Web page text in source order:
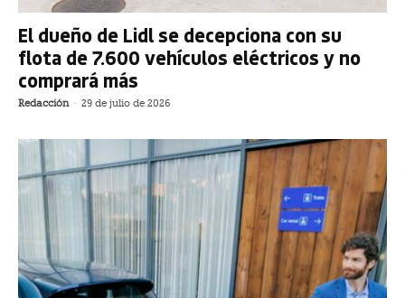
El dueño de Lidl se decepciona con su
flota de 7.600 vehículos eléctricos y no
comprará más
Redacción - 29 de julio de 2026